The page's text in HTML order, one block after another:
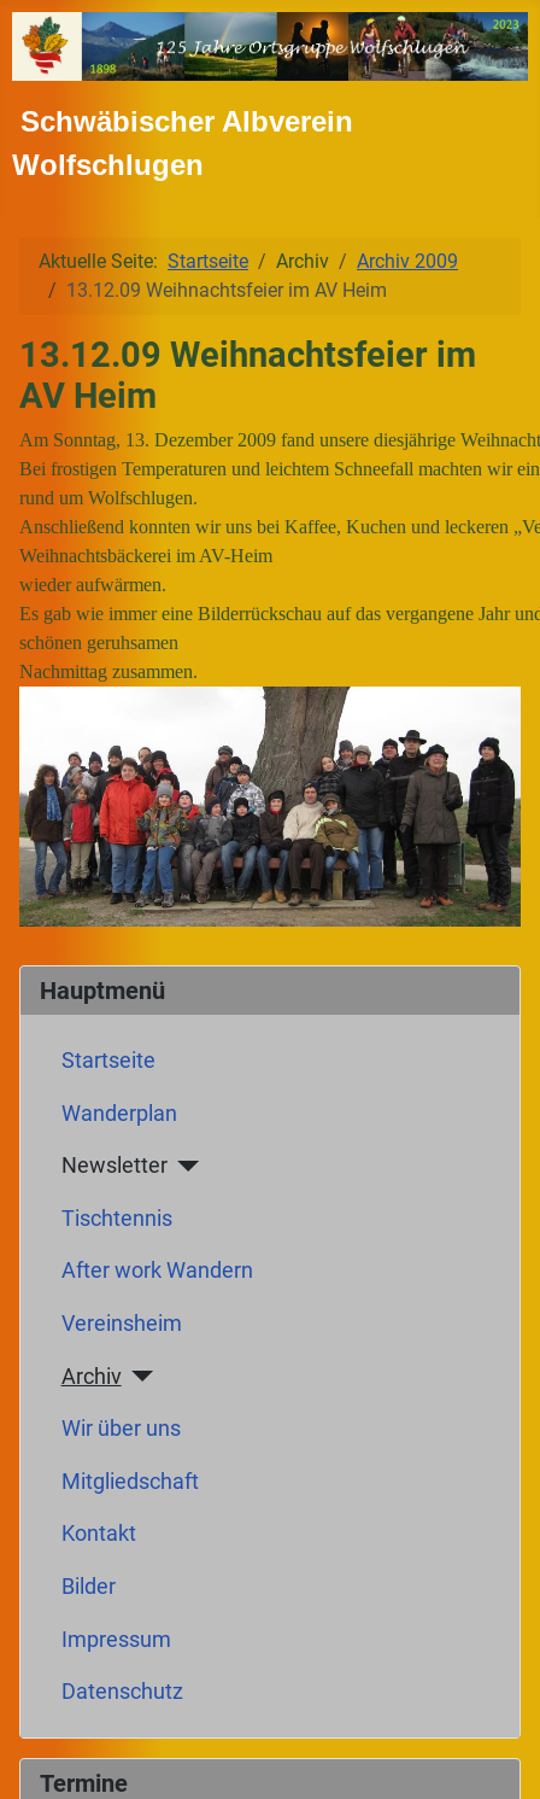
Schwäbischer Albverein
Wolfschlugen
Hauptmenü
Startseite
Wanderplan
Newsletter
Tischtennis
After work Wandern
Vereinsheim
Archiv
Wir über uns
Mitgliedschaft
Kontakt
Bilder
Impressum
Datenschutz
Termine
Aktuelle Seite: Startseite Archiv
Archiv 2009
13.12.09 Weihnachtsfeier im AV Heim
13.12.09 Weihnachtsfeier im
AV Heim
Am Sonntag, 13. Dezember 2009 fand unsere diesjährige
Bei frostigen Temperaturen und leichtem Schneefall machten wir
rund um Wolfschlugen.
Anschließend konnten wir uns bei Kaffee, Kuchen und leckeren
Weihnachtsbäckerei im AV-Heim
wieder aufwärmen.
Es gab wie immer eine Bilderrückschau auf das vergangene Jahr
schönen geruhsamen
Nachmittag zusammen.